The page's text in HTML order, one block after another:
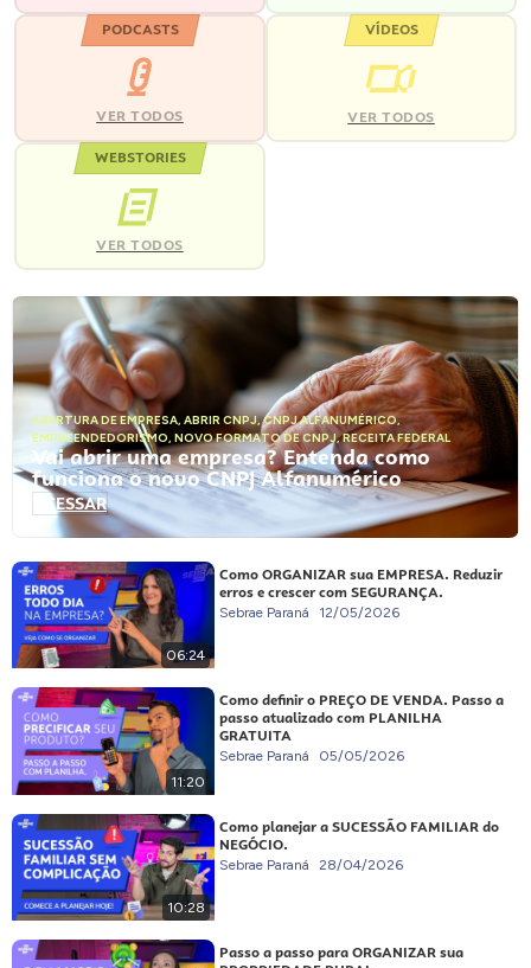
PODCASTS
VER TODOS
VÍDEOS
VER TODOS
WEBSTORIES
VER TODOS
ABERTURA DE EMPRESA, ABRIR CNPJ,CNPJ ALFANUMÉRICO,
EMPREENDEDORISMO, NOVO FORMATO DE CNPJ,RECEITA FEDERAL
Vai abrir uma empresa? Entenda como
funciona o novo CNPJ Alfanumérico
ACESSAR
06:24
Como ORGANIZAR sua EMPRESA. Reduzir
erros e crescer com SEGURANÇA.
Sebrae Paraná 12/05/2026
11:20
Como definir o PREÇO DE VENDA. Passo a
passo atualizado com PLANILHA
GRATUITA
Sebrae Paraná 05/05/2026
10:28
Como planejar a SUCESSÃO FAMILIAR do
NEGÓCIO.
Sebrae Paraná 28/04/2026
Passo a passo para ORGANIZAR sua